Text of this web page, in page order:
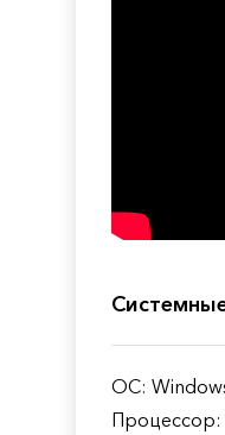
ОС:
Процессор: